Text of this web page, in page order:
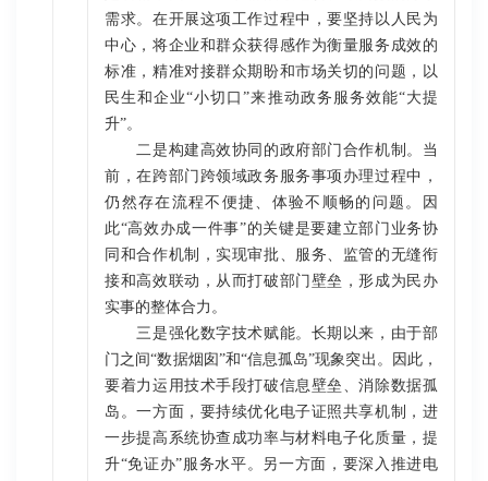
需求。在开展这项工作过程中，要坚持以人民为
中心，将企业和群众获得感作为衡量服务成效的
标准，精准对接群众期盼和市场关切的问题，以
民生和企业“小切口”来推动政务服务效能“大提
升”。
二是构建高效协同的政府部门合作机制。当
前，在跨部门跨领域政务服务事项办理过程中，
仍然存在流程不便捷、体验不顺畅的问题。因
此“高效办成一件事”的关键是要建立部门业务协
同和合作机制，实现审批、服务、监管的无缝衔
接和高效联动，从而打破部门壁垒，形成为民办
实事的整体合力。
三是强化数字技术赋能。长期以来，由于部
门之间“数据烟囱”和“信息孤岛”现象突出。因此，
要着力运用技术手段打破信息壁垒、消除数据孤
岛。一方面，要持续优化电子证照共享机制，进
一步提高系统协查成功率与材料电子化质量，提
升“免证办”服务水平。另一方面，要深入推进电